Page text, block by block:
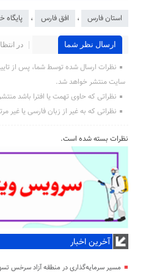
استان فارس ، افق فارس ،
ارسال نظر شما در
نظرات ارسال شده توسط شما، پس از
سایت منتشر خواهد شد.
نظراتی که حاوی تهمت یا افترا باشد
نظراتی که به غیر از زبان فارسی یا غیر
نظرات بسته شده است.
آخرین اخبار
مسیر سرمایه‌گذاری در منطقه آزاد سرخس